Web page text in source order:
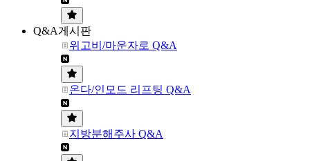
Q&A게시판
위고비/마운자로 Q&A
온다/인모드 리프팅 Q&A
지방분해주사 Q&A